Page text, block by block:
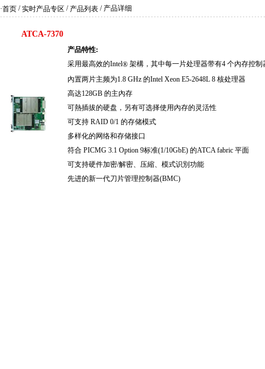
·首页 /实时产品专区 / 产品列表 / 产品详细
ATCA-7370
产品特性:
采用最高效的Intel® 架構，其中每一片处理器带有4 个內存控制
內置两片主频为1.8 GHz 的Intel Xeon E5-2648L 8 核处理器
高达128GB 的主內存
可熱插拔的硬盘，另有可选择使用內存的灵活性
可支持 RAID 0/1 的存储模式
多样化的网络和存储接口
符合 PICMG 3.1 Option 9标准(1/10GbE) 的ATCA fabric 平面
可支持硬件加密/解密、压縮、模式识別功能
先进的新一代刀片管理控制器(BMC)